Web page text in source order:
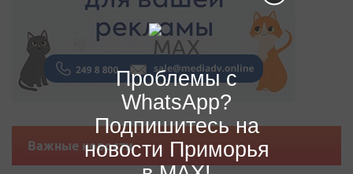
Важные новости
Проблемы с
WhatsApp?
Подпишитесь на
новости Приморья